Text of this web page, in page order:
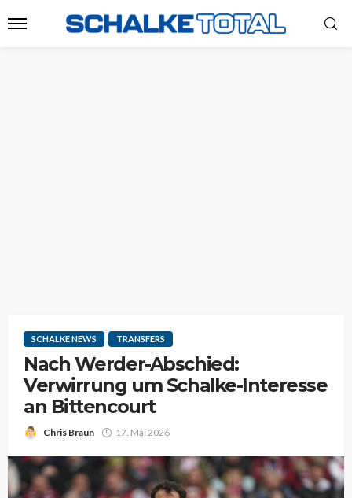
SCHALKE NEWS TRANSFERS
Nach Werder-Abschied:
Verwirrung um Schalke-Interesse
an Bittencourt
Chris Braun 17. Mai 2026